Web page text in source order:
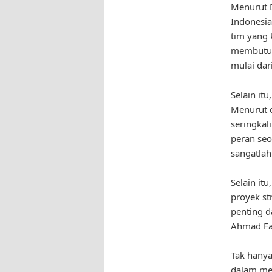
Menurut
tim yang
mulai
Selain
Menurut
peran
Selain
proyek
penting
Ahmad
Tak